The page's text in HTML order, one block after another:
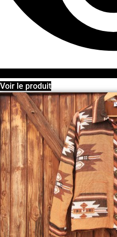
Voir le produit